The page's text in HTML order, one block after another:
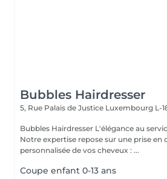
Bubbles Hairdresser
5, Rue Palais de Justice Luxembourg L-
Bubbles Hairdresser L'élégance au service de votre beauté
Notre expertise repose sur une prise en
personnalisée de vos cheveux : ...
Coupe enfant 0-13 ans